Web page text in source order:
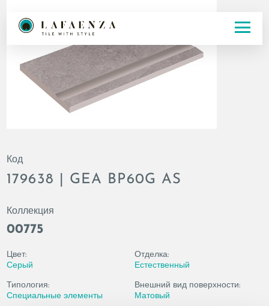
Код
179638 | GEA BP60G AS
Коллекция
00775
Цвет:
Серый
Типология:
Специальные элементы
Отделка:
Естественный
Внешний вид поверхности:
Матовый